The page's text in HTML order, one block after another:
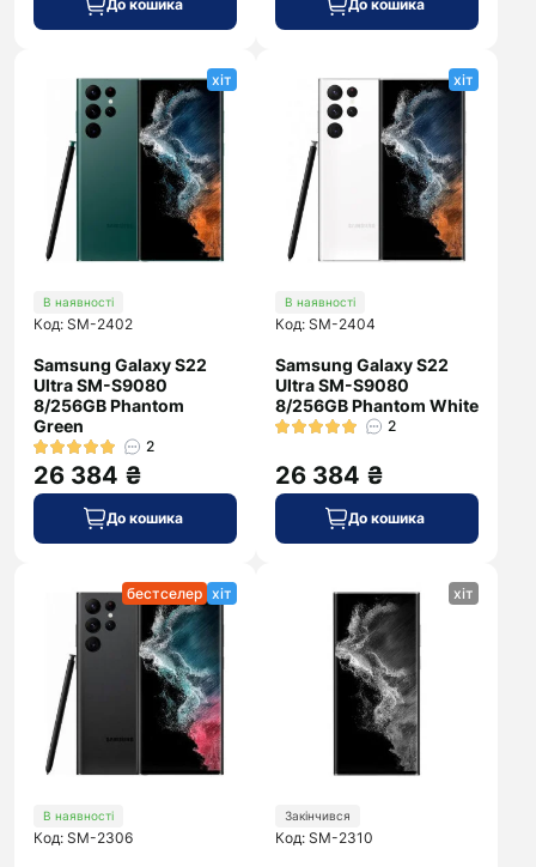
До кошика До кошика
хіт
В наявності
Код: SM-2402
Samsung Galaxy S22
Ultra SM-S9080
8/256GB Phantom
Green
2
26 384 ₴
До кошика
хіт
В наявності
Код: SM-2404
Samsung Galaxy S22
Ultra SM-S9080
8/256GB Phantom White
2
26 384 ₴
До кошика
бестселер хіт
В наявності
Код: SM-2306
хіт
Закінчився
Код: SM-2310